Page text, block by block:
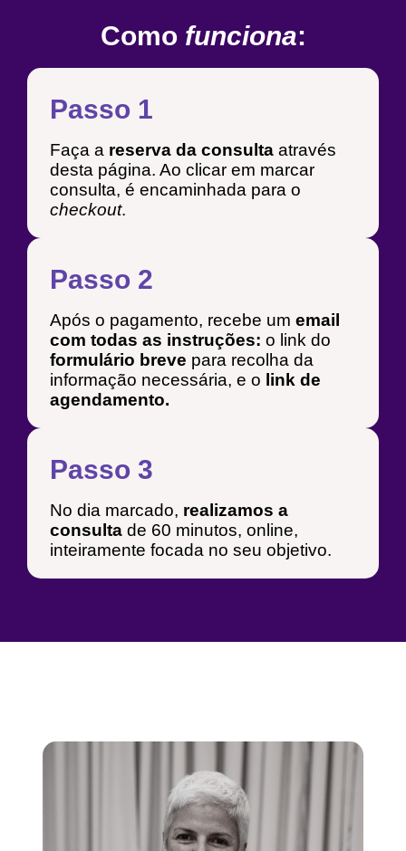
Como funciona:
Passo 1
Faça a reserva da consulta através
desta página. Ao clicar em marcar
consulta, é encaminhada para o
checkout.
Passo 2
Após o pagamento, recebe um email
com todas as instruções: o link do
formulário breve para recolha da
informação necessária, e o link de
agendamento.
Passo 3
No dia marcado, realizamos a
consulta de 60 minutos, online,
inteiramente focada no seu objetivo.